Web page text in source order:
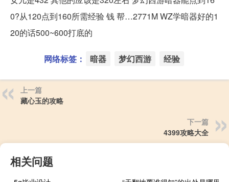
0?从120点到160所需经验 钱 帮…2771M WZ学暗器好的1
20的话500~600打底的
网络标签： 暗器 梦幻西游 经验
上一篇
藏心玉的攻略
下一篇
4399攻略大全
相关问题